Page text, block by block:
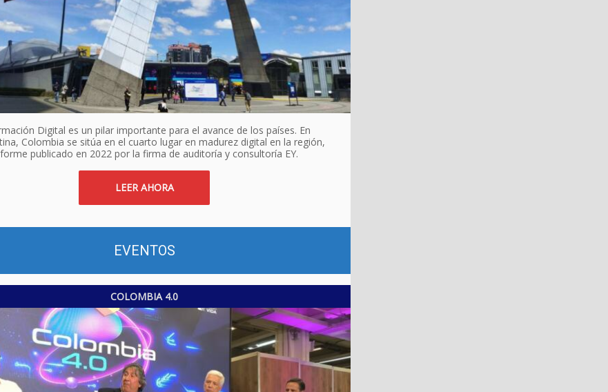
Digital es un pilar importante para el avance de los países. En
Colombia se sitúa en el cuarto lugar en madurez digital en la región,
publicado en 2022 por la firma de auditoría y consultoría EY.
LEER AHORA
EVENTOS
COLOMBIA 4­.0